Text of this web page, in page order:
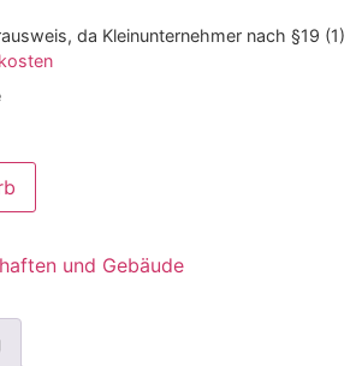
da Kleinunternehmer nach §19 (1)
und Gebäude